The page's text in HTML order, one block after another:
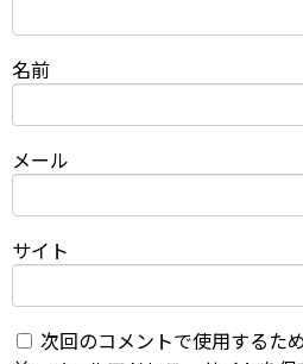
名前
メール
サイト
次回のコメントで使用するた